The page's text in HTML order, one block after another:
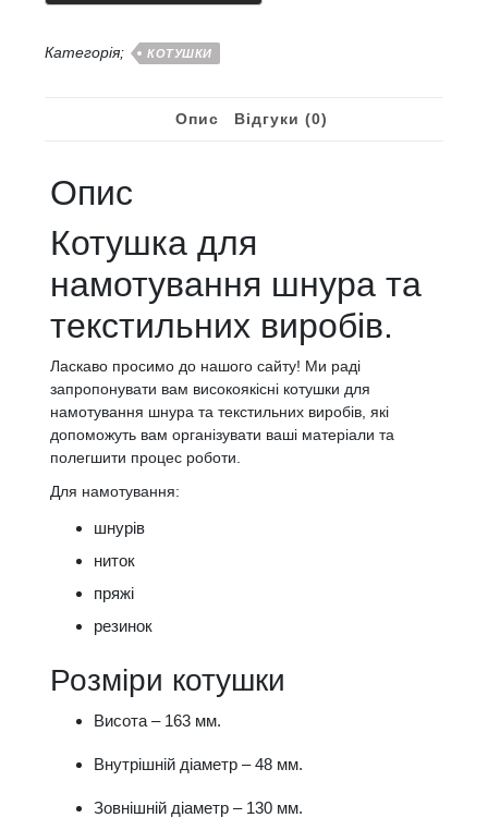
виробів
Категорія; КОТУШКИ
Опис Відгуки (0)
Опис
Котушка для
намотування шнура та
текстильних виробів.
Ласкаво просимо до нашого сайту! Ми раді
запропонувати вам високоякісні котушки для
намотування шнура та текстильних виробів, які
допоможуть вам організувати ваші матеріали та
полегшити процес роботи.
Для намотування:
шнурів
ниток
пряжі
резинок
Розміри котушки
Висота – 163 мм.
Внутрішній діаметр – 48 мм.
Зовнішній діаметр – 130 мм.